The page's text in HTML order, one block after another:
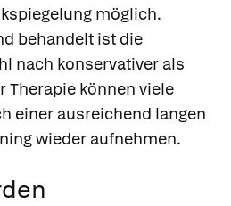
möglich.
behandelt ist die
nach konservativer als
Therapie können viele
einer ausreichend langen
wieder aufnehmen.